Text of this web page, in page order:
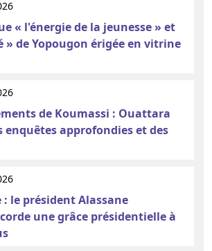
« l'énergie de la jeunesse » et
» de Yopougon érigée en vitrine
de Koumassi : Ouattara
enquêtes approfondies et des
: le président Alassane
une grâce présidentielle à